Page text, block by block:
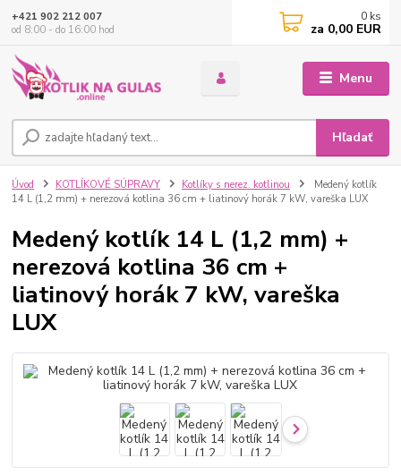
Menu
Hľadať
+421 902 212 007
od 8:00 - do 16:00 hod
0 ks
za 0,00 EUR
Úvod KOTLÍKOVÉ SÚPRAVY Kotlíky s nerez. kotlinou
Medený kotlík
14 L (1,2 mm) + nerezová kotlina 36 cm + liatinový horák 7 kW, vareška LUX
Medený kotlík 14 L (1,2 mm) +
nerezová kotlina 36 cm +
liatinový horák 7 kW, vareška
LUX